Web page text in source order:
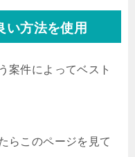
い方法を使用
案件によってベスト
らこのページを見て